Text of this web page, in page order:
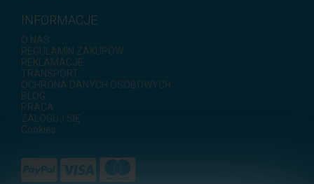
INFORMACJE
O NAS
REGULAMIN ZAKUPÓW
REKLAMACJE
TRANSPORT
OCHRONA DANYCH OSOBOWYCH
BLOG
PRACA
ZALOGUJ SIĘ
Cookies